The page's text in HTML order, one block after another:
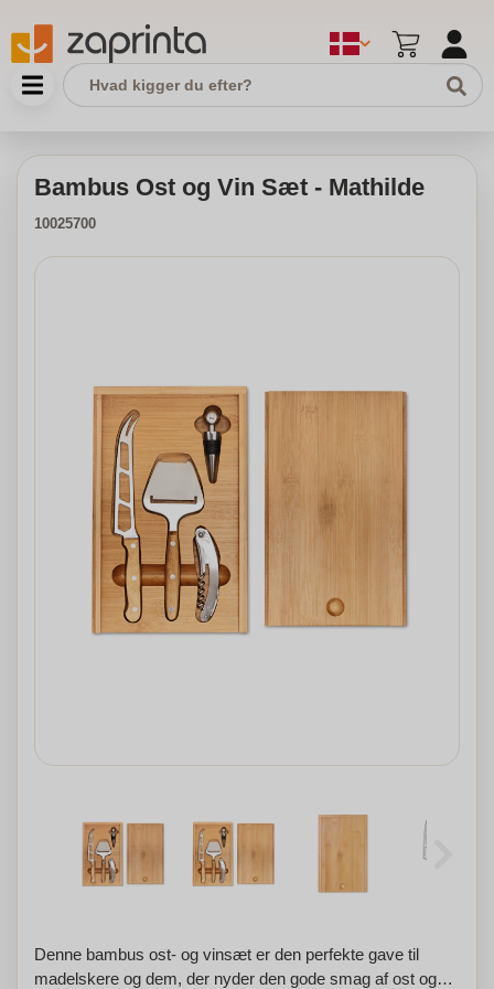
Bambus Ost og Vin Sæt - Mathilde
10025700
Denne bambus ost- og vinsæt er den perfekte gave til
madelskere og dem, der nyder den gode smag af ost og